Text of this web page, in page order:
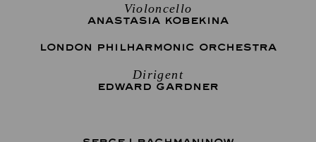
Violoncello
ANASTASIA KOBEKINA
LONDON PHILHARMONIC ORCHESTRA
Dirigent
EDWARD GARDNER